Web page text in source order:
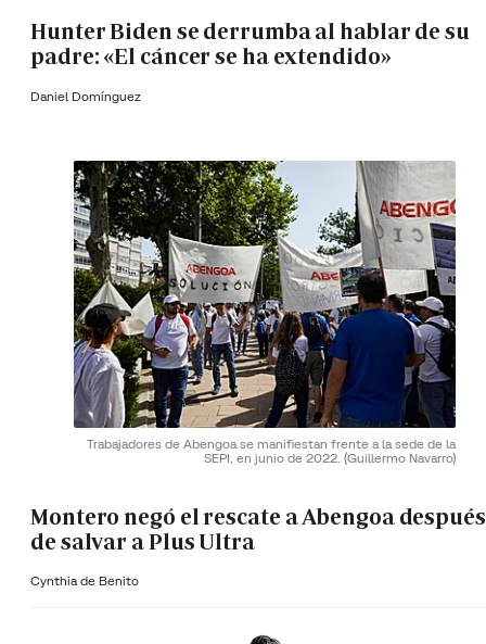
Hunter Biden se derrumba al hablar de su
padre: «El cáncer se ha extendido»
Daniel Domínguez
Trabajadores de Abengoa se manifiestan frente a la sede de la
SEPI, en junio de 2022. (Guillermo Navarro)
Montero negó el rescate a Abengoa después
de salvar a Plus Ultra
Cynthia de Benito